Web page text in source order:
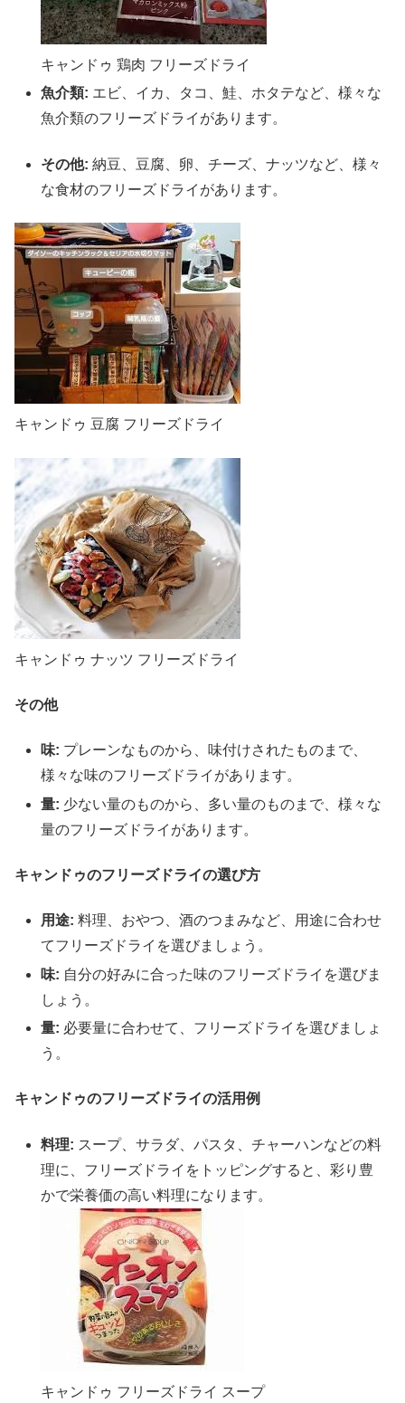
キャンドゥ 鶏肉 フリーズドライ
魚介類: エビ、イカ、タコ、鮭、ホタテなど、様々な
魚介類のフリーズドライがあります。
その他: 納豆、豆腐、卵、チーズ、ナッツなど、様々
な食材のフリーズドライがあります。
キャンドゥ 豆腐 フリーズドライ
キャンドゥ ナッツ フリーズドライ
その他
味: プレーンなものから、味付けされたものまで、
様々な味のフリーズドライがあります。
量: 少ない量のものから、多い量のものまで、様々な
量のフリーズドライがあります。
キャンドゥのフリーズドライの選び方
用途: 料理、おやつ、酒のつまみなど、用途に合わせ
てフリーズドライを選びましょう。
味: 自分の好みに合った味のフリーズドライを選びま
しょう。
量: 必要量に合わせて、フリーズドライを選びましょ
う。
キャンドゥのフリーズドライの活用例
料理: スープ、サラダ、パスタ、チャーハンなどの料
理に、フリーズドライをトッピングすると、彩り豊
かで栄養価の高い料理になります。
キャンドゥ フリーズドライ スープ